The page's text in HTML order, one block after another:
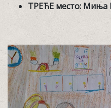
ТРЕЋЕ место: Миња